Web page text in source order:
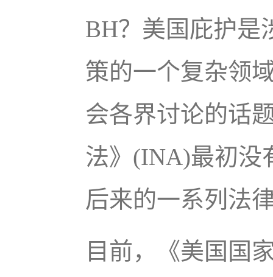
BH？美国庇护是
策的一个复杂领
会各界讨论的话
法》(INA)最初没
后来的一系列法
目前，《美国国